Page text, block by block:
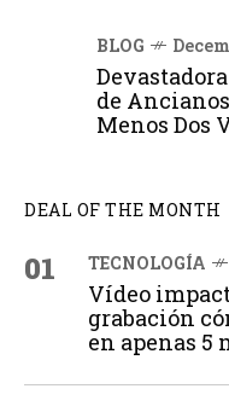
BLOG
de
Menos Dos
DEAL OF THE MONTH
01 TECNOLOGÍA
Vídeo
grabación
en apenas 5